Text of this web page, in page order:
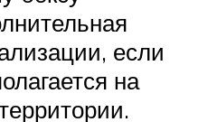
если
на